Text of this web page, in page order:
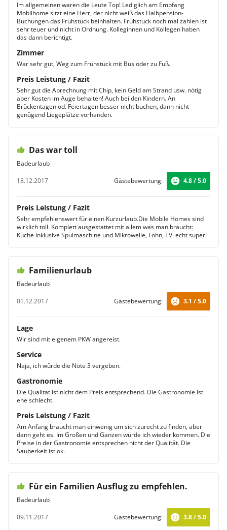
Im allgemeinen waren die Leute Top! Lediglich am Empfang
Mobilhome sitzt eine Herr, der nicht weiß das Halbpension-
Buchungen das Frühstück beinhalten. Frühstück noch mal zahlen ist
sehr teuer und nicht in Ordnung. Kolleginnen und Kollegen haben
das dann berichtigt.
Zimmer
War sehr gut, Weg zum Frühstück mit Bus oder zu Fuß.
Preis Leistung / Fazit
Sehr gut die Abrechnung mit Chip, kein Geld am Strand usw. nötig
aber Kosten im Auge behalten! Auch bei den Kindern. An
Brückentagen od. Feiertagen besser nicht buchen, dann nicht
genügend Liegeplätze vorhanden.
Das war toll
Badeurlaub
18.12.2017
Gästebewertung: 4.8 / 5.0
Preis Leistung / Fazit
Sehr empfehlenswert für einen Kurzurlaub.Die Mobile Homes sind
wirklich toll. Komplett ausgestattet mit allem was man braucht:
Küche inklusive Spülmaschine und Mikrowelle, Föhn, TV. echt super!
Familienurlaub
Badeurlaub
01.12.2017
Gästebewertung: 3.1 / 5.0
Lage
Wir sind mit eigenem PKW angereist.
Service
Naja, ich würde die Note 3 vergeben.
Gastronomie
Die Qualität ist nicht dem Preis entsprechend. Die Gastronomie ist
ehe schlecht.
Preis Leistung / Fazit
Am Anfang braucht man einwenig um sich zurecht zu finden, aber
dann geht es. Im Großen und Ganzen würde ich wieder kommen. Die
Preise in der Gastronomie entsprechen nicht der Qualität. Die
Sauberkeit ist ok.
Für ein Familien Ausflug zu empfehlen.
Badeurlaub
09.11.2017
Gästebewertung: 3.8 / 5.0